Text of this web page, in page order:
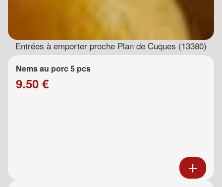
Entrées à emporter proche Plan de Cuques (13380)
Nems au porc 5 pcs
9.50 €